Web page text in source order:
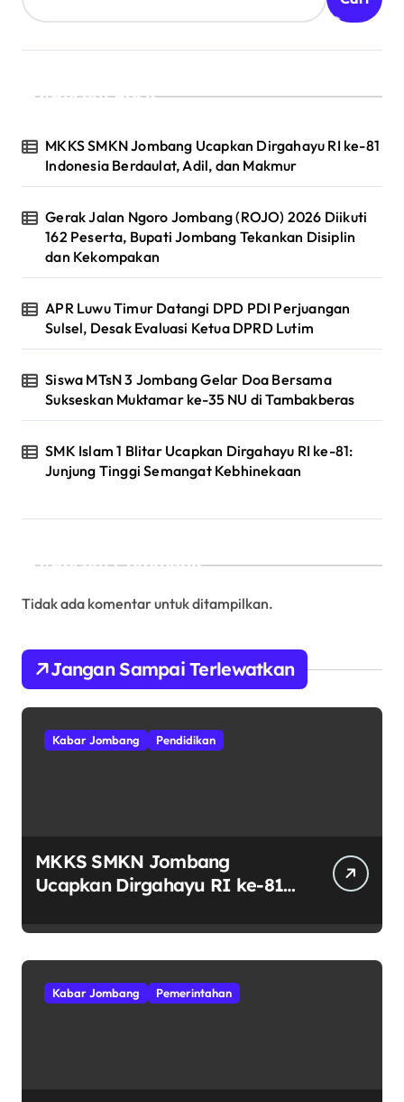
Recent Posts
MKKS SMKN Jombang Ucapkan Dirgahayu RI ke-81
Indonesia Berdaulat, Adil, dan Makmur
Gerak Jalan Ngoro Jombang (ROJO) 2026 Diikuti
162 Peserta, Bupati Jombang Tekankan Disiplin
dan Kekompakan
APR Luwu Timur Datangi DPD PDI Perjuangan
Sulsel, Desak Evaluasi Ketua DPRD Lutim
Siswa MTsN 3 Jombang Gelar Doa Bersama
Sukseskan Muktamar ke-35 NU di Tambakberas
SMK Islam 1 Blitar Ucapkan Dirgahayu RI ke-81:
Junjung Tinggi Semangat Kebhinekaan
Recent Comments
Tidak ada komentar untuk ditampilkan.
Jangan Sampai Terlewatkan
Kabar Jombang Pendidikan
MKKS SMKN Jombang
Ucapkan Dirgahayu RI ke-81
Makmur
Kabar Jombang Pemerintahan